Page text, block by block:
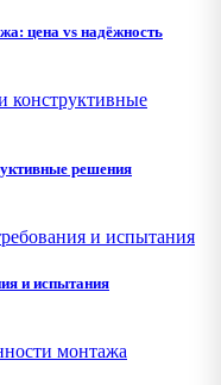
цена vs надёжность
решения
и испытания